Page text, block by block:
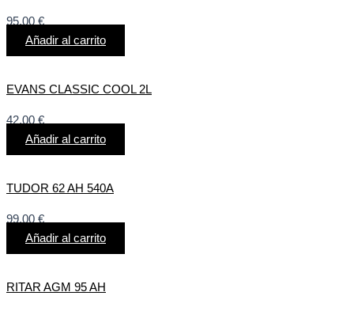
95,00 €
Añadir al carrito
EVANS CLASSIC COOL 2L
42,00 €
Añadir al carrito
TUDOR 62 AH 540A
99,00 €
Añadir al carrito
RITAR AGM 95 AH